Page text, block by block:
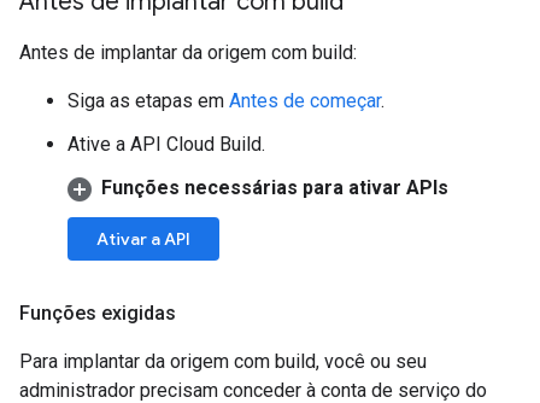
Antes de implantar da origem com build:
Siga as etapas em Antes de começar.
Ative a API Cloud Build.
Funções necessárias para ativar APIs
Ativar a API
Funções exigidas
Para implantar da origem com build, você ou seu
administrador precisam conceder à conta de serviço do